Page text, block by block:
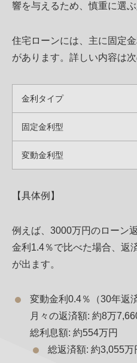
響を与えるため、慎重に選ぶ
住宅ローンには、主に固定
があります。詳しい内容は次
金利タイプ
固定金利型
変動金利型
【具体例】
例えば、3000万円のローン
金利1.4％で比べた場合、返
が出ます。
変動金利0.4％（30年返済
月々の返済額: 約8万
総利息額: 約554万円
総返済額: 約3,055万